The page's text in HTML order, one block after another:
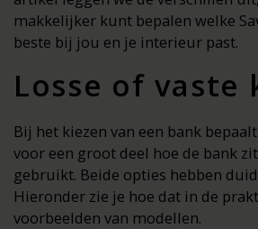
makkelijker kunt bepalen welke
beste bij jou en je interieur past.
Losse of vaste
Bij het kiezen van een bank
voor een groot deel hoe de bank
gebruikt. Beide opties hebben
Hieronder zie je hoe dat in de
voorbeelden van modellen.